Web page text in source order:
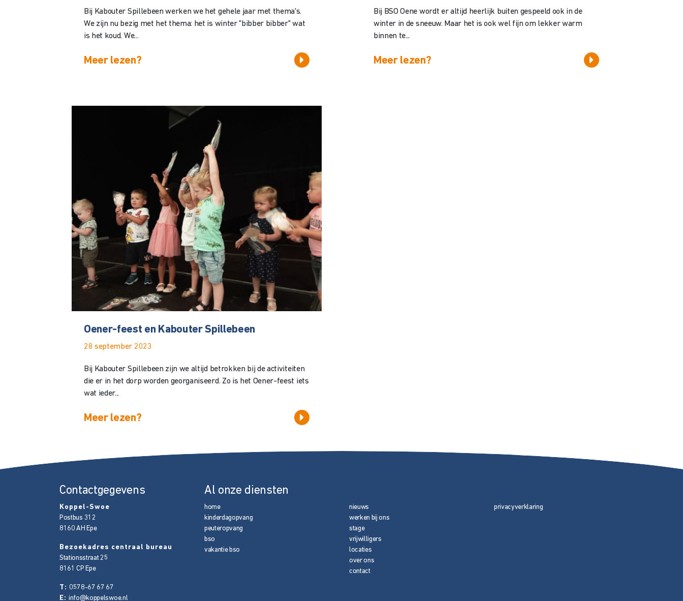
Bij Kabouter Spillebeen werken we het gehele jaar met thema's.
We zijn nu bezig met het thema: het is winter "bibber bibber" wat
is het koud. We...
Meer lezen?
Bij BSO Oene wordt er altijd heerlijk buiten gespeeld ook in de
winter in de sneeuw. Maar het is ook wel fijn om lekker warm
binnen te...
Meer lezen?
Oener-feest en Kabouter Spillebeen
28 september 2023
Bij Kabouter Spillebeen zijn we altijd betrokken bij de activiteiten
die er in het dorp worden georganiseerd. Zo is het Oener-feest iets
wat ieder...
Meer lezen?
Contactgegevens
Koppel-Swoe
Postbus 312
8160 AH Epe
Bezoekadres centraal bureau
Stationsstraat 25
8161 CPEpe
T: 0578-67 67 67
E: info@koppelswoe.nl
Al onze diensten
home
kinderdagopvang
peuteropvang
bso
vakantie bso
nieuws
werken bij ons
stage
vrijwilligers
locaties
over ons
contact
privacyverklaring